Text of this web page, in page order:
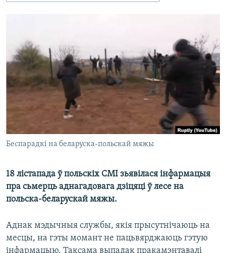
КАЛЯНДАР
НА ХВАЛЯХ СВАБОДЫ
Беспарадкі на беларуска-польскай мяжы
18 лістапада ў польскіх СМІ зьявілася інфармацыя
пра сьмерць аднагадовага дзіцяці ў лесе на
польска-беларускай мяжы.
Аднак мэдычныя службы, якія прысутнічаюць на
месцы, на гэты момант не пацьвярджаюць гэтую
інфармацыю. Таксама выпадак пракамэнтавалі